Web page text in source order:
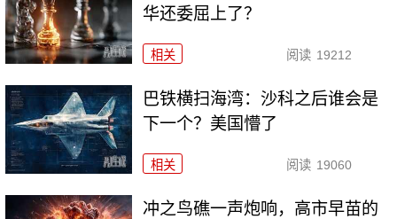
华还委屈上了？
相关 阅读 19212
巴铁横扫海湾：沙科之后谁会是
下一个？美国懵了
相关 阅读 19060
冲之鸟礁一声炮响，高市早苗的